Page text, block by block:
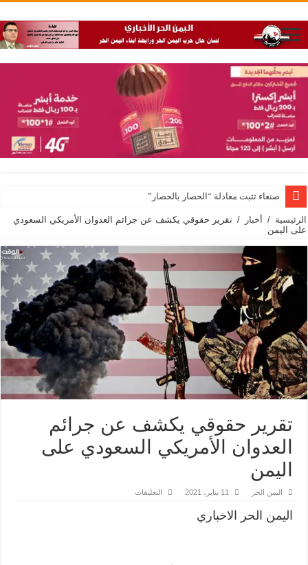
صنعاء تثبت معادلة “الحصار بالحصار”
الرئيسية / أخبار / تقرير حقوقي يكشف عن جرائم العدوان الأمريكي السعودي
على اليمن
تقرير حقوقي يكشف عن جرائم
العدوان الأمريكي السعودي على
اليمن
اليمن الحر 11 يناير، 2021 التعليقات
اليمن الحر الاخباري